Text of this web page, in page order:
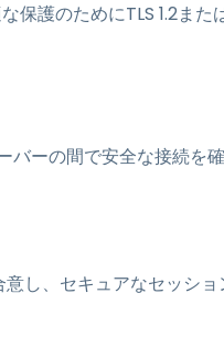
護のためにTLS 1.2また
ーの間で安全な接続を
し、セキュアなセッシ